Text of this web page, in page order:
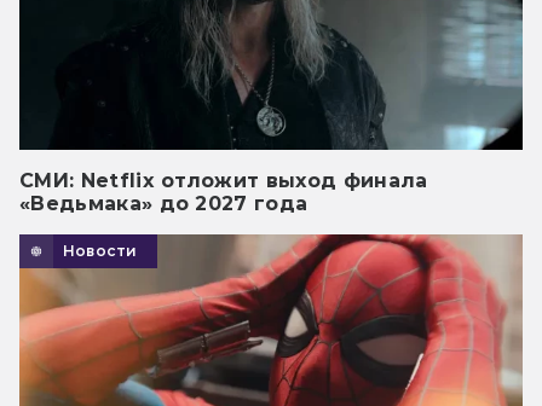
СМИ: Netflix отложит выход финала
«Ведьмака» до 2027 года
Новости